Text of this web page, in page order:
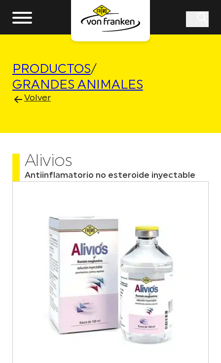
PRODUCTOS/
GRANDES ANIMALES
Volver
Alivios
Antiinflamatorio no esteroide inyectable